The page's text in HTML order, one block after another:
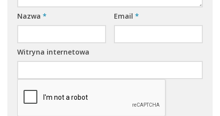
Nazwa * Email *
Witryna internetowa